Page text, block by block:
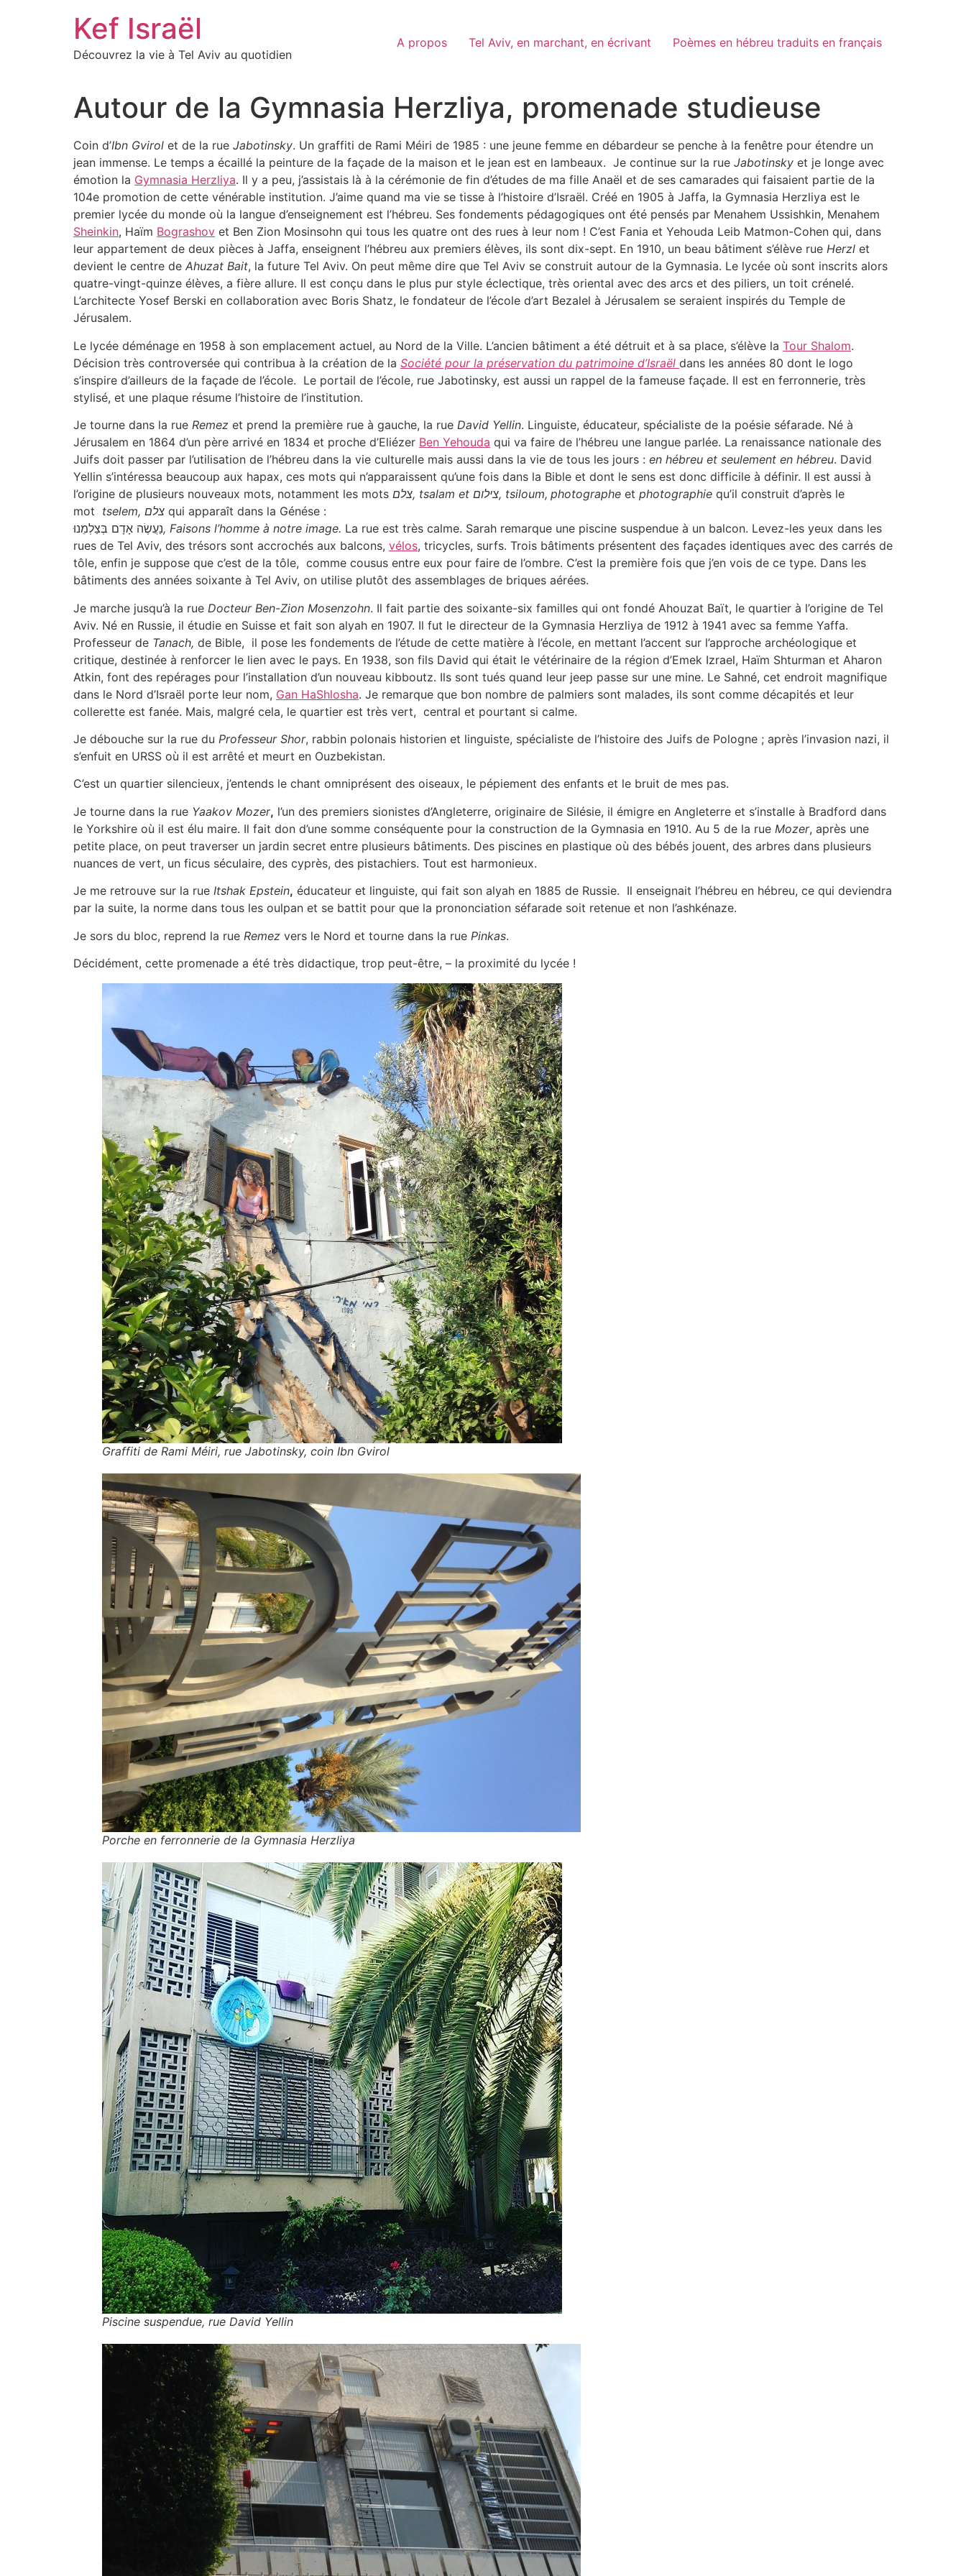
Kef Israël
Découvrez la vie à Tel Aviv au quotidien
A propos Tel Aviv, en marchant, en écrivant Poèmes en hébreu traduits en français
Autour de la Gymnasia Herzliya, promenade studieuse
Coin d’Ibn Gvirol et de la rue Jabotinsky. Un graffiti de Rami Méiri de 1985 : une jeune femme en débardeur se penche à la fenêtre pour étendre un
jean immense. Le temps a écaillé la peinture de la façade de la maison et le jean est en lambeaux. Je continue sur la rue Jabotinsky et je longe avec
émotion la Gymnasia Herzliya. Il y a peu, j’assistais là à la cérémonie de fin d’études de ma fille Anaël et de ses camarades qui faisaient partie de la
104e promotion de cette vénérable institution. J’aime quand ma vie se tisse à l’histoire d’Israël. Créé en 1905 à Jaffa, la Gymnasia Herzliya est le
premier lycée du monde où la langue d’enseignement est l’hébreu. Ses fondements pédagogiques ont été pensés par Menahem Ussishkin, Menahem
Sheinkin, Haïm Bograshov et Ben Zion Mosinsohn qui tous les quatre ont des rues à leur nom ! C’est Fania et Yehouda Leib Matmon-Cohen qui, dans
leur appartement de deux pièces à Jaffa, enseignent l’hébreu aux premiers élèves, ils sont dix-sept. En 1910, un beau bâtiment s’élève rue Herzl et
devient le centre de Ahuzat Bait, la future Tel Aviv. On peut même dire que Tel Aviv se construit autour de la Gymnasia. Le lycée où sont inscrits alors
quatre-vingt-quinze élèves, a fière allure. Il est conçu dans le plus pur style éclectique, très oriental avec des arcs et des piliers, un toit crénelé.
L’architecte Yosef Berski en collaboration avec Boris Shatz, le fondateur de l’école d’art Bezalel à Jérusalem se seraient inspirés du Temple de
Jérusalem.
Le lycée déménage en 1958 à son emplacement actuel, au Nord de la Ville. L’ancien bâtiment a été détruit et à sa place, s’élève la Tour Shalom.
Décision très controversée qui contribua à la création de la Société pour la préservation du patrimoine d’Israël dans les années 80 dont le logo
s’inspire d’ailleurs de la façade de l’école. Le portail de l’école, rue Jabotinsky, est aussi un rappel de la fameuse façade. Il est en ferronnerie, très
stylisé, et une plaque résume l’histoire de l’institution.
Je tourne dans la rue Remez et prend la première rue à gauche, la rue David Yellin. Linguiste, éducateur, spécialiste de la poésie séfarade. Né à
Jérusalem en 1864 d’un père arrivé en 1834 et proche d’Eliézer Ben Yehouda qui va faire de l’hébreu une langue parlée. La renaissance nationale des
Juifs doit passer par l’utilisation de l’hébreu dans la vie culturelle mais aussi dans la vie de tous les jours : en hébreu et seulement en hébreu. David
Yellin s’intéressa beaucoup aux hapax, ces mots qui n’apparaissent qu’une fois dans la Bible et dont le sens est donc difficile à définir. Il est aussi à
l’origine de plusieurs nouveaux mots, notamment les mots
צלם, tsalam et צילום, tsiloum, photographe et photographie qu’il construit d’après le
mot
qui apparaît dans la Génése :
נַעֲשֶׂה אָדָם בְּצַלְמֵנוּ, Faisons l’homme à notre image. La rue est très calme. Sarah remarque une piscine suspendue à un balcon. Levez-les yeux dans les
rues de Tel Aviv, des trésors sont accrochés aux balcons, vélos, tricycles, surfs. Trois bâtiments présentent des façades identiques avec des carrés de
tôle, enfin je suppose que c’est de la tôle, comme cousus entre eux pour faire de l’ombre. C’est la première fois que j’en vois de ce type. Dans les
bâtiments des années soixante à Tel Aviv, on utilise plutôt des assemblages de briques aérées.
Je marche jusqu’à la rue Docteur Ben-Zion Mosenzohn. Il fait partie des soixante-six familles qui ont fondé Ahouzat Baït, le quartier à l’origine de Tel
Aviv. Né en Russie, il étudie en Suisse et fait son alyah en 1907. Il fut le directeur de la Gymnasia Herzliya de 1912 à 1941 avec sa femme Yaffa.
Professeur de Tanach, de Bible, il pose les fondements de l’étude de cette matière à l’école, en mettant l’accent sur l’approche archéologique et
critique, destinée à renforcer le lien avec le pays. En 1938, son fils David qui était le vétérinaire de la région d’Emek Izrael, Haïm Shturman et Aharon
Atkin, font des repérages pour l’installation d’un nouveau kibboutz. Ils sont tués quand leur jeep passe sur une mine. Le Sahné, cet endroit magnifique
dans le Nord d’Israël porte leur nom, Gan HaShlosha. Je remarque que bon nombre de palmiers sont malades, ils sont comme décapités et leur
collerette est fanée. Mais, malgré cela, le quartier est très vert, central et pourtant si calme.
Je débouche sur la rue du Professeur Shor, rabbin polonais historien et linguiste, spécialiste de l’histoire des Juifs de Pologne ; après l’invasion nazi, il
s’enfuit en URSS où il est arrêté et meurt en Ouzbekistan.
C’est un quartier silencieux, j’entends le chant omniprésent des oiseaux, le pépiement des enfants et le bruit de mes pas.
Je tourne dans la rue Yaakov Mozer, l’un des premiers sionistes d’Angleterre, originaire de Silésie, il émigre en Angleterre et s’installe à Bradford dans
le Yorkshire où il est élu maire. Il fait don d’une somme conséquente pour la construction de la Gymnasia en 1910. Au 5 de la rue Mozer, après une
petite place, on peut traverser un jardin secret entre plusieurs bâtiments. Des piscines en plastique où des bébés jouent, des arbres dans plusieurs
nuances de vert, un ficus séculaire, des cyprès, des pistachiers. Tout est harmonieux.
Je me retrouve sur la rue Itshak Epstein, éducateur et linguiste, qui fait son alyah en 1885 de Russie. Il enseignait l’hébreu en hébreu, ce qui deviendra
par la suite, la norme dans tous les oulpan et se battit pour que la prononciation séfarade soit retenue et non l’ashkénaze.
Je sors du bloc, reprend la rue Remez vers le Nord et tourne dans la rue Pinkas.
Décidément, cette promenade a été très didactique, trop peut-être, – la proximité du lycée !
Graffiti de Rami Méiri, rue Jabotinsky, coin Ibn Gvirol
Porche en ferronnerie de la Gymnasia Herzliya
Piscine suspendue, rue David Yellin